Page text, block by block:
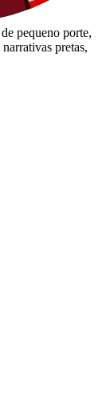
pequeno porte,
pretas,